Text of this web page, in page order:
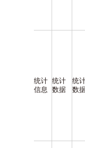
统计
信息
统计
数据
统
数